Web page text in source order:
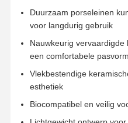
Thuis
Duurzaam porseleinen
voor langdurig gebruik
Nauwkeurig
een comfortabele
Vlekbestendige
esthetiek
Biocompatibel en veilig